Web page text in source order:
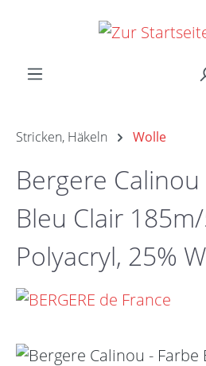
Zum Hauptinhalt springen
Stricken, Häkeln Wolle
Bergere Calinou
Bleu Clair
Polyacryl, 25%
Bildergalerie